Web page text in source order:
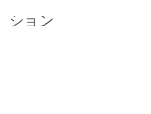
ション